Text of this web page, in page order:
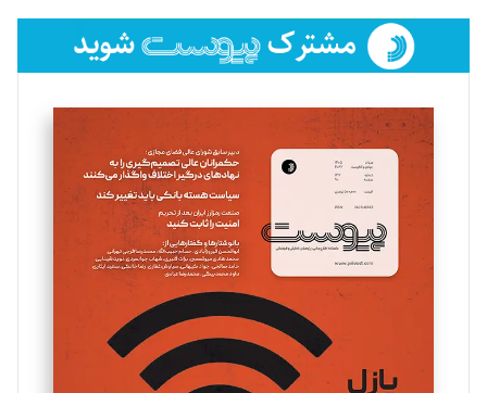
فائزه فتحی رستمی
تحریریه
سروش کرمیان
تحریریه
مینا پاکدل
یسنا امان‌پور